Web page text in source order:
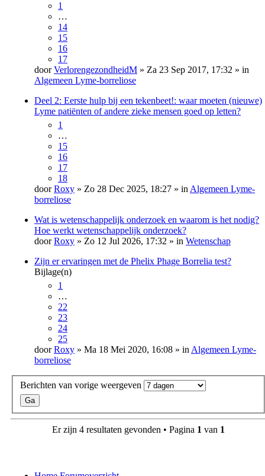
1
…
14
15
16
17
doorVerlorengezondheidM » Za 23 Sep 2017, 17:32 » in
Algemeen Lyme-borreliose
Deel 2: Eerste hulp bij een tekenbeet!: waar moeten (nieuwe)
Lyme patiënten of andere zieke mensen goed op letten?
1
…
15
16
17
18
doorRoxy » Zo 28 Dec 2025, 18:27 » in Algemeen Lyme-
borreliose
Wat is wetenschappelijk onderzoek en waarom is het nodig?
Hoe werkt wetenschappelijk onderzoek?
doorRoxy » Zo 12 Jul 2026, 17:32 » in Wetenschap
Zijn er ervaringen met de Phelix Phage Borrelia test?
Bijlage(n)
1
…
22
23
24
25
doorRoxy » Ma 18 Mei 2020, 16:08 » in Algemeen Lyme-
borreliose
Berichten van vorige weergeven
Er zijn 4 resultaten gevonden • Pagina 1 van 1